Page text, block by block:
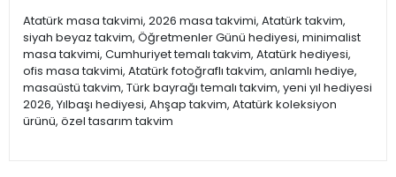
Atatürk masa takvimi, 2026 masa takvimi, Atatürk takvim,
siyah beyaz takvim, Öğretmenler Günü hediyesi, minimalist
masa takvimi, Cumhuriyet temalı takvim, Atatürk hediyesi,
ofis masa takvimi, Atatürk fotoğraflı takvim, anlamlı hediye,
masaüstü takvim, Türk bayrağı temalı takvim, yeni yıl hediyesi
2026, Yılbaşı hediyesi, Ahşap takvim, Atatürk koleksiyon
ürünü, özel tasarım takvim